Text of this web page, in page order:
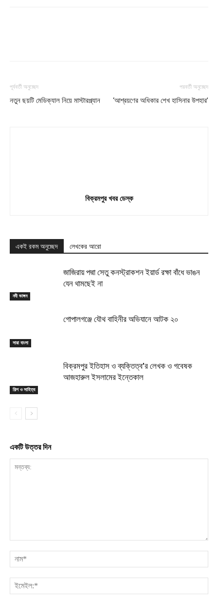
পূর্ববর্তী অনুচ্ছেদ
নতুন ছয়টি মেডিক্যাল নিয়ে মাস্টারপ্ল্যান
পরবর্তী অনুচ্ছেদ
‘আশ্রয়ণের অধিকার শেখ হাসিনার উপহার’
বিক্রমপুর খবর ডেস্ক
একই রকম অনুচ্ছেদ লেখকের আরো
নদী ভাঙ্গন
জাজিরায় পদ্মা সেতু কনস্ট্রাকশন ইয়ার্ড রক্ষা বাঁধে ভাঙন
যেন থামছেই না
সারা বাংলা
গোপালগঞ্জে যৌথ বাহিনীর অভিযানে আটক ২০
শিল্প ও সাহিত্য
বিক্রমপুর ইতিহাস ও ব্যক্তিত্ব’র লেখক ও গবেষক
আজহারুল ইসলামের ইন্তেকাল
একটি উত্তর দিন